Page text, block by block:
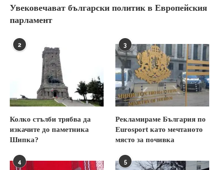
Увековечават български политик в Европейския
парламент
2
Колко стълби трябва да
изкачите до паметника
Шипка?
3
Рекламираме България по
Eurosport като мечтаното
място за почивка
4 5